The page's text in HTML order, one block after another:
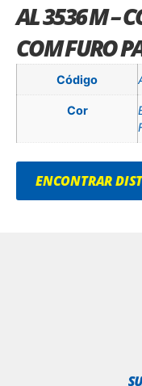
AL 3536 M –
COM FURO
Código
Cor
ENCONTRAR